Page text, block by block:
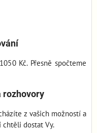
Kč. Přesně spočteme
rozhovory
z vašich možností a
chtěli dostat Vy.